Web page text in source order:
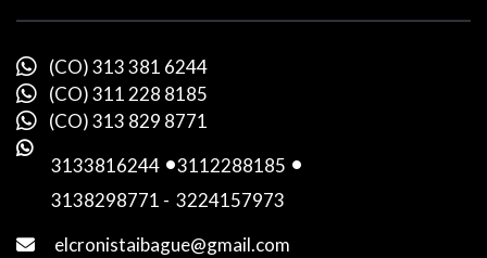
(CO) 313 381 6244
(CO) 311 228 8185
(CO) 313 829 8771
3133816244 -3112288185 -
3138298771 - 3224157973
elcronistaibague@gmail.com